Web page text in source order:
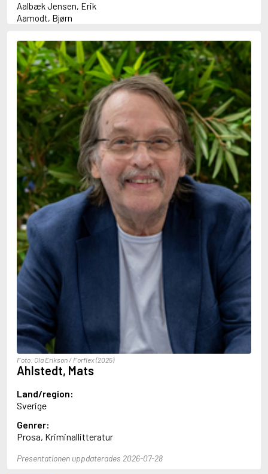
Aalbæk Jensen, Erik
Aamodt, Bjørn
Abbey, Kieran
Abbot, Anthony
Abbott, John
Abbott, Megan
Abdel-Fattah, Randa
Abdolah, Kader
Abé, Kobo
Abedi, Isabel
Abele, Inga
Abgarjan, Narine
Abish, Walter
Aboulela, Leila
Abrahams, Peter (f. 1919)
Abrahams, Peter (f. 1947)
Abrahamson, Emmy
Abse, Dannie
Abu-Jaber, Diana
Abulhawa, Susan
Aburas, Lone
Achebe, Chinua
Achmatova, Anna
Aciman, André
Ackebo, Lena
Acker, Kathy
Ackroyd, Peter
Adam de la Halle
Adamov, Arthur
Adams, Douglas
Adams, Herbert
Adams, Jane
Adams, Richard
Adbåge, Emma
Adbåge, Lisen
Adelborg, Ottilia
Adiga, Aravind
Foto: Ola Erikson / Forflex (2025)
Ahlstedt, Mats
Land/region:
Sverige
Genrer:
Prosa, Kriminallitteratur
Presentationen uppdaterades 2026-07-28